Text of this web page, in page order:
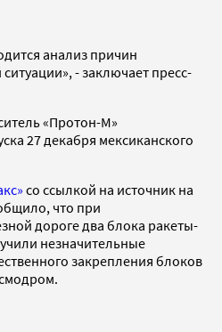
анализ причин
- заключает пресс-
«Протон-М»
27 декабря мексиканского
со ссылкой на источник на
что при
дороге два блока ракеты-
незначительные
закрепления блоков